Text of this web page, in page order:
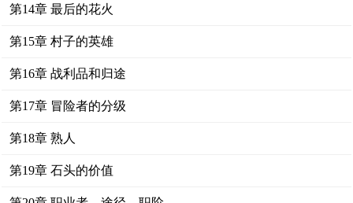
第14章 最后的花火
第15章 村子的英雄
第16章 战利品和归途
第17章 冒险者的分级
第18章 熟人
第19章 石头的价值